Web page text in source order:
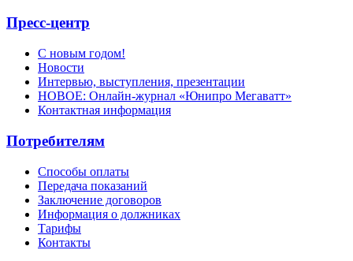
Пресс-центр
С новым годом!
Новости
Интервью, выступления, презентации
НОВОЕ: Онлайн-журнал «Юнипро Мегаватт»
Контактная информация
Потребителям
Способы оплаты
Передача показаний
Заключение договоров
Информация о должниках
Тарифы
Контакты